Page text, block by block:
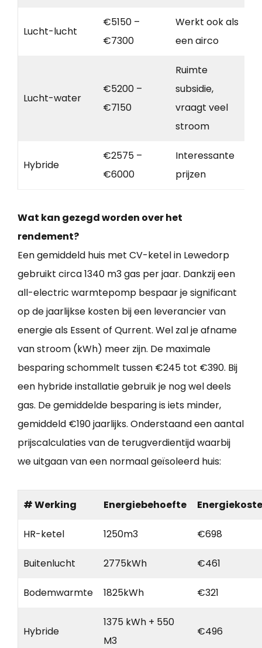
Lucht-lucht
€5150 –
€7300
Werkt ook als
een airco
Lucht-water
€5200 –
€7150
Ruimte
subsidie,
vraagt veel
stroom
Hybride
€2575 –
€6000
Interessante
prijzen
Wat kan gezegd worden over het
rendement?
Een gemiddeld huis met CV-ketel in Lewedorp
gebruikt circa 1340 m3 gas per jaar. Dankzij een
all-electric warmtepomp bespaar je significant
op de jaarlijkse kosten bij een leverancier van
energie als Essent of Qurrent. Wel zal je afname
van stroom (kWh) meer zijn. De maximale
besparing schommelt tussen €245 tot €390. Bij
een hybride installatie gebruik je nog wel deels
gas. De gemiddelde besparing is iets minder,
gemiddeld €190 jaarlijks. Onderstaand een aantal
prijscalculaties van de terugverdientijd waarbij
we uitgaan van een normaal geïsoleerd huis:
# Werking Energiebehoefte
HR-ketel 1250m3 €698
Buitenlucht 2775kWh €461
Bodemwarmte 1825kWh €321
Hybride
1375 kWh + 550
M3
€496